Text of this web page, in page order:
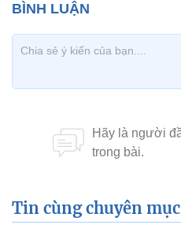
Tin cùng chuyên mục